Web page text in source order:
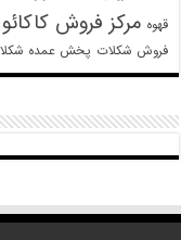
قهوه مرکز فروش کاکائو
فروش شکلات پخش عمده